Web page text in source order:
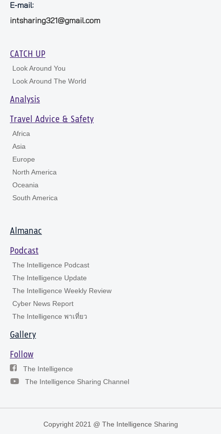
E-mail:
intsharing321@gmail.com
CATCH UP
Look Around You
Look Around The World
Analysis
Travel Advice & Safety
Africa
Asia
Europe
North America
Oceania
South America
Almanac
Podcast
The Intelligence Podcast
The Intelligence Update
The Intelligence Weekly Review
Cyber News Report
The Intelligence พาเที่ยว
Gallery
Follow
The Intelligence
The Intelligence Sharing Channel
Copyright 2021 @ The Intelligence Sharing